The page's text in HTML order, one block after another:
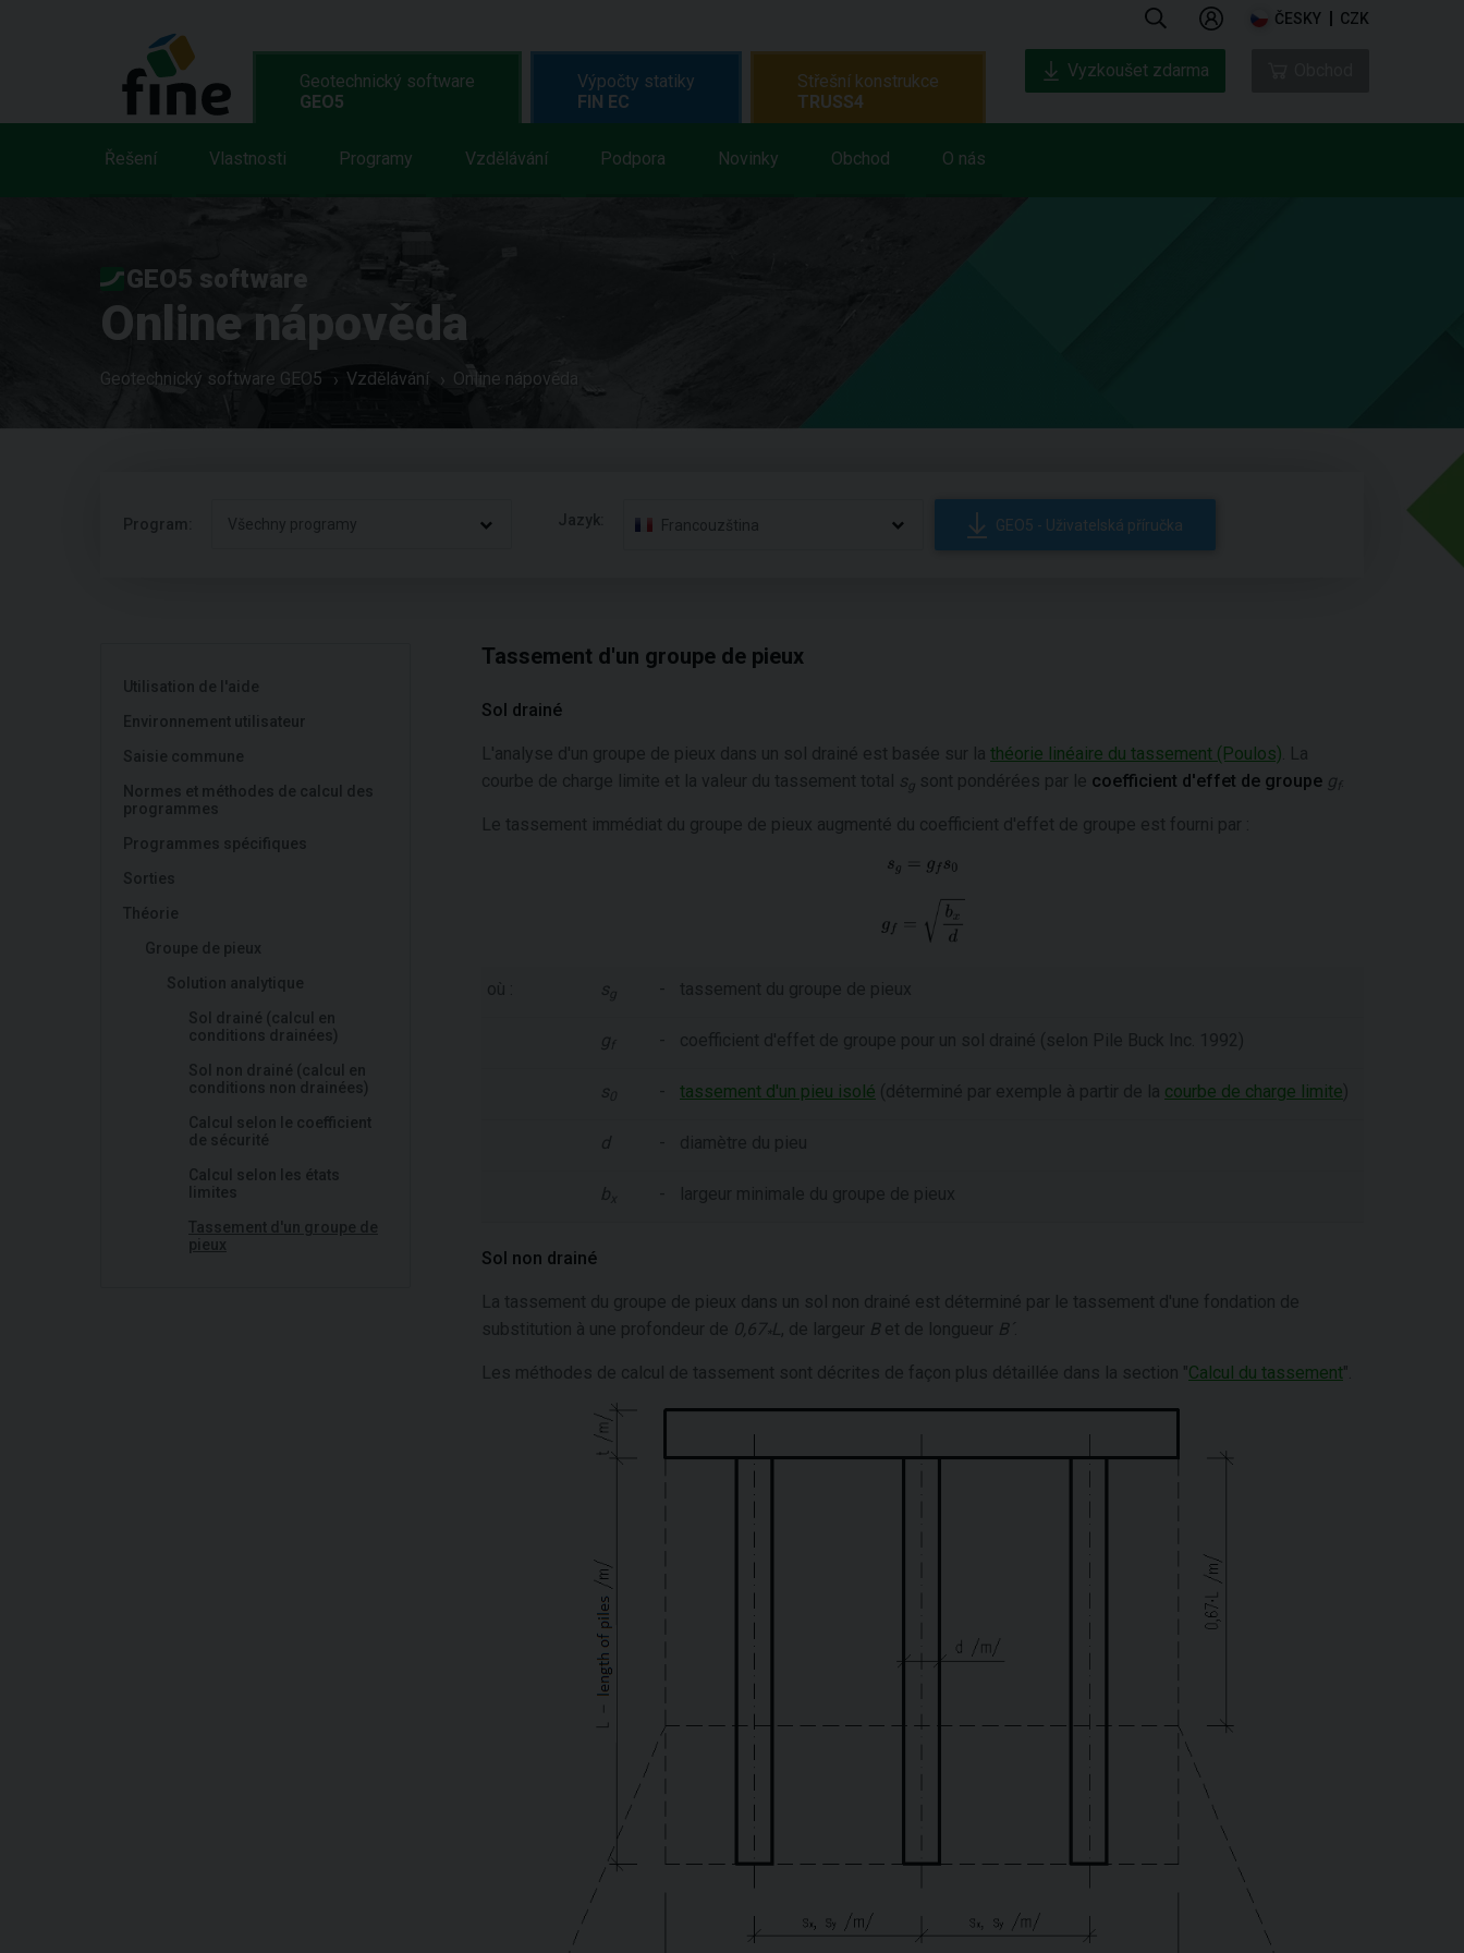
ČESKY CZK
Geotechnický software
GEO5
Řešení Vlastnosti Programy Vzdělávání Podpora Novinky Obchod O nás
Výpočty statiky
FIN EC
Střešní konstrukce
TRUSS4
Vyzkoušet zdarma
GEO5 software
Online nápověda
Geotechnický software GEO5 Vzdělávání Online nápověda
Program: Všechny programy Jazyk: Francouzština GEO5 - Uživatelská příručka
Utilisation de l'aide
Environnement utilisateur
Saisie commune
Normes et méthodes de calcul des
programmes
Programmes spécifiques
Sorties
Théorie
Groupe de pieux
Solution analytique
Sol drainé (calcul en
conditions drainées)
Sol non drainé (calcul en
conditions non drainées)
Calcul selon le coefficient
de sécurité
Calcul selon les états
limites
Tassement d'un groupe de
pieux
Tassement d'un groupe de pieux
Sol drainé
L'analyse d'un groupe de pieux dans un sol drainé est basée sur la théorie linéaire du tassement (Poulos) . La
courbe de charge limite et la valeur du tassement total sg sont pondérées par le coefficient d'effet de groupe gf
Le tassement immédiat du groupe de pieux augmenté du coefficient d'effet de groupe est fourni par :
où : s g - tassement du groupe de pieux
g f - coefficient d'effet de groupe pour un sol drainé (selon Pile Buck Inc. 1992)
s - tassement d'un pieu isolé (déterminé par exemple à partir de la courbe de charge limite )
d - diamètre du pieu
b - largeur minimale du groupe de pieux
Sol non drainé
La tassement du groupe de pieux dans un sol non drainé est déterminé par le tassement d'une fondation de
substitution à une profondeur de 0,67 L, de largeur Bet de longueur B´
Les méthodes de calcul de tassement sont décrites de façon plus détaillée dans la section "Calcul du tassement".